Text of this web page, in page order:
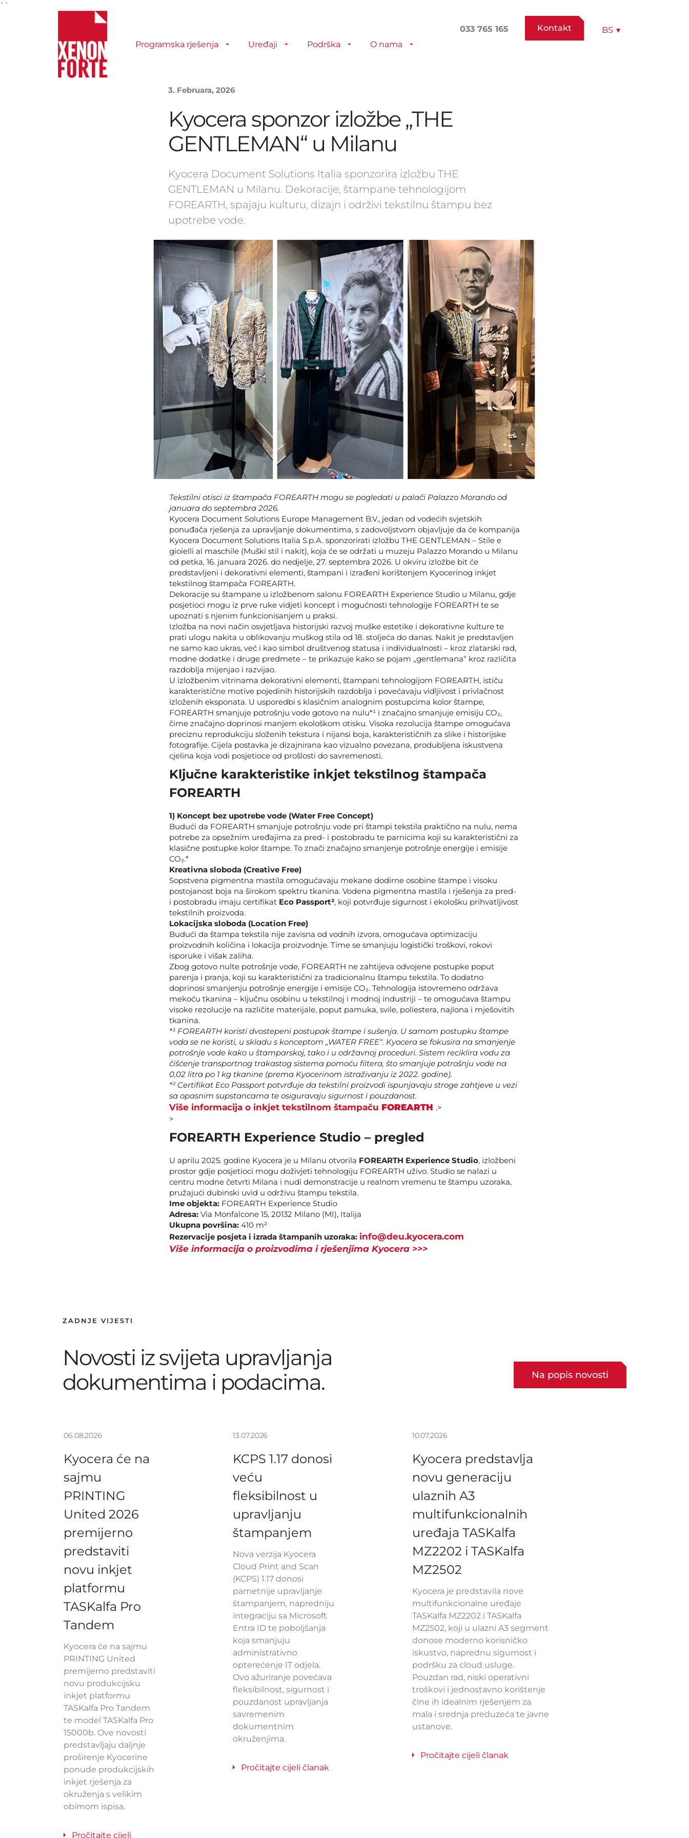
``
Programska rješenja Uređaji Podrška O nama
033 765 165 Kontakt BS ▾
3. Februara, 2026
Kyocera sponzor izložbe „THE
GENTLEMAN“ u Milanu
Kyocera Document Solutions Italia sponzorira izložbu THE
GENTLEMAN u Milanu. Dekoracije, štampane tehnologijom
FOREARTH, spajaju kulturu, dizajn i održivi tekstilnu štampu bez
upotrebe vode.
Tekstilni otisci iz štampača FOREARTH mogu se pogledati u palači Palazzo Morando od
januara do septembra 2026.
Kyocera Document Solutions Europe Management B.V., jedan od vodećih svjetskih
ponuđača rješenja za upravljanje dokumentima, s zadovoljstvom objavljuje da će kompanija
Kyocera Document Solutions Italia S.p.A. sponzorirati izložbu THE GENTLEMAN – Stile e
gioielli al maschile (Muški stil i nakit), koja će se održati u muzeju Palazzo Morando u Milanu
od petka, 16. januara 2026. do nedjelje, 27. septembra 2026. U okviru izložbe bit će
predstavljeni i dekorativni elementi, štampani i izrađeni korištenjem Kyocerinog inkjet
tekstilnog štampača FOREARTH.
Dekoracije su štampane u izložbenom salonu FOREARTH Experience Studio u Milanu, gdje
posjetioci mogu iz prve ruke vidjeti koncept i mogućnosti tehnologije FOREARTH te se
upoznati s njenim funkcionisanjem u praksi.
Izložba na novi način osvjetljava historijski razvoj muške estetike i dekorativne kulture te
prati ulogu nakita u oblikovanju muškog stila od 18. stoljeća do danas. Nakit je predstavljen
ne samo kao ukras, već i kao simbol društvenog statusa i individualnosti – kroz zlatarski rad,
modne dodatke i druge predmete – te prikazuje kako se pojam „gentlemana“ kroz različita
razdoblja mijenjao i razvijao.
U izložbenim vitrinama dekorativni elementi, štampani tehnologijom FOREARTH, ističu
karakteristične motive pojedinih historijskih razdoblja i povećavaju vidljivost i privlačnost
izloženih eksponata. U usporedbi s klasičnim analognim postupcima kolor štampe,
FOREARTH smanjuje potrošnju vode gotovo na nulu*¹ i značajno smanjuje emisiju CO₂,
čime značajno doprinosi manjem ekološkom otisku. Visoka rezolucija štampe omogućava
preciznu reprodukciju složenih tekstura i nijansi boja, karakterističnih za slike i historijske
fotografije. Cijela postavka je dizajnirana kao vizualno povezana, produbljena iskustvena
cjelina koja vodi posjetioce od prošlosti do savremenosti.
Ključne karakteristike inkjet tekstilnog štampača
FOREARTH
1) Koncept bez upotrebe vode (Water Free Concept)
Budući da FOREARTH smanjuje potrošnju vode pri štampi tekstila praktično na nulu, nema
potrebe za opsežnim uređajima za pred- i postobradu te parnicima koji su karakteristični za
klasične postupke kolor štampe. To znači značajno smanjenje potrošnje energije i emisije
CO₂.*
Kreativna sloboda (Creative Free)
Sopstvena pigmentna mastila omogućavaju mekane dodirne osobine štampe i visoku
postojanost boja na širokom spektru tkanina. Vodena pigmentna mastila i rješenja za pred-
i postobradu imaju certifikat Eco Passport², koji potvrđuje sigurnost i ekološku prihvatljivost
tekstilnih proizvoda.
Lokacijska sloboda (Location Free)
Budući da štampa tekstila nije zavisna od vodnih izvora, omogućava optimizaciju
proizvodnih količina i lokacija proizvodnje. Time se smanjuju logistički troškovi, rokovi
isporuke i višak zaliha.
Zbog gotovo nulte potrošnje vode, FOREARTH ne zahtijeva odvojene postupke poput
parenja i pranja, koji su karakteristični za tradicionalnu štampu tekstila. To dodatno
doprinosi smanjenju potrošnje energije i emisije CO₂. Tehnologija istovremeno održava
mekoću tkanina – ključnu osobinu u tekstilnoj i modnoj industriji – te omogućava štampu
visoke rezolucije na različite materijale, poput pamuka, svile, poliestera, najlona i mješovitih
tkanina.
*¹ FOREARTH koristi dvostepeni postupak štampe i sušenja. U samom postupku štampe
voda se ne koristi, u skladu s konceptom „WATER FREE“. Kyocera se fokusira na smanjenje
potrošnje vode kako u štamparskoj, tako i u održavnoj proceduri. Sistem reciklira vodu za
čišćenje transportnog trakastog sistema pomoću filtera, što smanjuje potrošnju vode na
0,02 litra po 1 kg tkanine (prema Kyocerinom istraživanju iz 2022. godine).
*² Certifikat Eco Passport potvrđuje da tekstilni proizvodi ispunjavaju stroge zahtjeve u vezi
sa opasnim supstancama te osiguravaju sigurnost i pouzdanost.
Više informacija o inkjet tekstilnom štampaču FOREARTH .>
>
FOREARTH Experience Studio – pregled
U aprilu 2025. godine Kyocera je u Milanu otvorila FOREARTH Experience Studio, izložbeni
prostor gdje posjetioci mogu doživjeti tehnologiju FOREARTH uživo. Studio se nalazi u
centru modne četvrti Milana i nudi demonstracije u realnom vremenu te štampu uzoraka,
pružajući dubinski uvid u održivu štampu tekstila.
Ime objekta: FOREARTH Experience Studio
Adresa: Via Monfalcone 15, 20132 Milano (MI), Italija
Ukupna površina: 410 m²
Rezervacije posjeta i izrada štampanih uzoraka: info@deu.kyocera.com
Više informacija o proizvodima i rješenjima Kyocera >>>
ZADNJE VIJESTI
Novosti iz svijeta upravljanja
dokumentima i podacima.
Na popis novosti
06.08.2026
Kyocera će na
sajmu
PRINTING
United 2026
premijerno
predstaviti
novu inkjet
platformu
TASKalfa Pro
Tandem
Kyocera će na sajmu
PRINTING United
premijerno predstaviti
novu produkcijsku
inkjet platformu
TASKalfa Pro Tandem
te model TASKalfa Pro
15000b. Ove novosti
predstavljaju daljnje
proširenje Kyocerine
ponude produkcijskih
inkjet rješenja za
okruženja s velikim
obimom ispisa.
Pročitajte cijeli
13.07.2026
KCPS 1.17 donosi
veću
fleksibilnost u
upravljanju
štampanjem
Nova verzija Kyocera
Cloud Print and Scan
(KCPS) 1.17 donosi
pametnije upravljanje
štampanjem, napredniju
integraciju sa Microsoft
Entra ID te poboljšanja
koja smanjuju
administrativno
opterećenje IT odjela.
Ovo ažuriranje povećava
fleksibilnost, sigurnost i
pouzdanost upravljanja
savremenim
dokumentnim
okruženjima.
Pročitajte cijeli članak
10.07.2026
Kyocera predstavlja
novu generaciju
ulaznih A3
multifunkcionalnih
uređaja TASKalfa
MZ2202 i TASKalfa
MZ2502
Kyocera je predstavila nove
multifunkcionalne uređaje
TASKalfa MZ2202 i TASKalfa
MZ2502, koji u ulazni A3 segment
donose moderno korisničko
iskustvo, naprednu sigurnost i
podršku za cloud usluge.
Pouzdan rad, niski operativni
troškovi i jednostavno korištenje
čine ih idealnim rješenjem za
mala i srednja preduzeća te javne
ustanove.
Pročitajte cijeli članak